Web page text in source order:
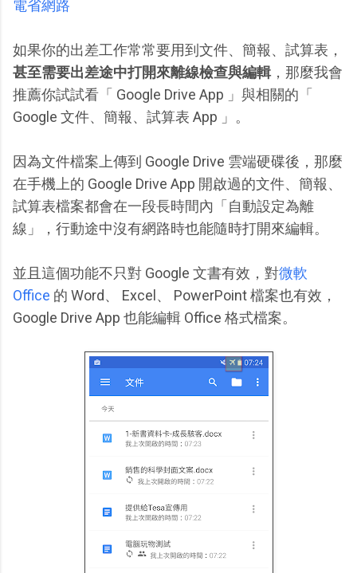
電省網路
如果你的出差工作常常要用到文件、簡報、試算表，
甚至需要出差途中打開來離線檢查與編輯，那麼我會
推薦你試試看「 Google Drive App 」與相關的「
Google 文件、簡報、試算表 App 」。
因為文件檔案上傳到 Google Drive 雲端硬碟後，那麼
在手機上的 Google Drive App 開啟過的文件、簡報、
試算表檔案都會在一段長時間內「自動設定為離
線」，行動途中沒有網路時也能隨時打開來編輯。
並且這個功能不只對 Google 文書有效，對微軟
Office 的 Word、 Excel、 PowerPoint 檔案也有效，
Google Drive App 也能編輯 Office 格式檔案。